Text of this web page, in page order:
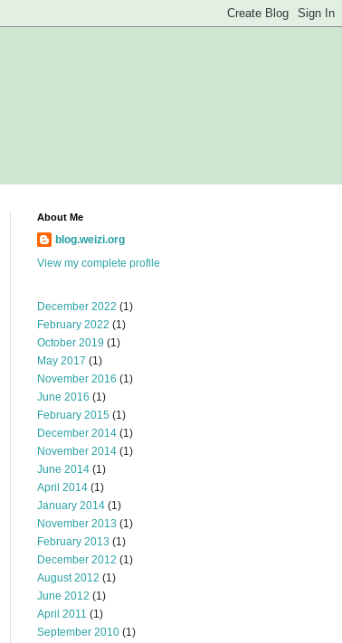
About Me
blog.weizi.org
View my complete profile
December 2022 (1)
February 2022 (1)
October 2019 (1)
May 2017 (1)
November 2016 (1)
June 2016 (1)
February 2015 (1)
December 2014 (1)
November 2014 (1)
June 2014 (1)
April 2014 (1)
January 2014 (1)
November 2013 (1)
February 2013 (1)
December 2012 (1)
August 2012 (1)
June 2012 (1)
April 2011 (1)
September 2010 (1)